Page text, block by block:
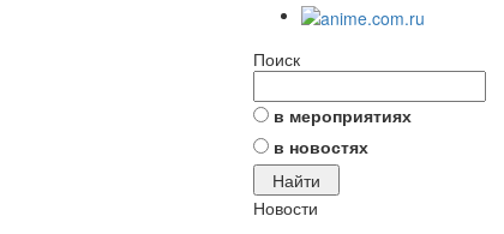
Поиск
в мероприятиях
в новостях
Новости